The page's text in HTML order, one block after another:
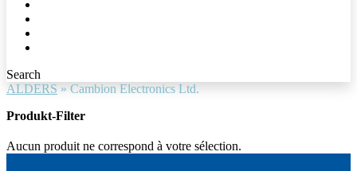
Search
ALDERS » Cambion Electronics Ltd.
Produkt-Filter
Aucun produit ne correspond à votre sélection.